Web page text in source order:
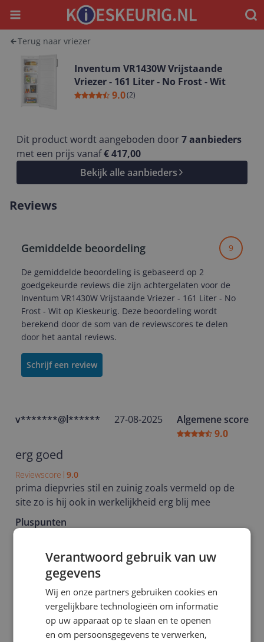
Menu
Terug naar vriezer
Inventum VR1430W Vrijstaande
Vriezer - 161 Liter - No Frost - Wit
9.0(2)
Dit product wordt aangeboden door7aanbieders
met een prijs vanaf€ 417,00
Bekijk alle aanbieders
Reviews
Gemiddelde beoordeling 9
De gemiddelde beoordeling is gebaseerd op 2
goedgekeurde reviews die zijn achtergelaten voor de
Inventum VR1430W Vrijstaande Vriezer - 161 Liter - No
Frost - Wit op Kieskeurig. Deze beoordeling wordt
berekend door de som van de reviewscores te delen
door het aantal reviews.
Schrijf een review
v*******@l****** 27-08-2025
Algemene score
9.0
erg goed
Reviewscore 9.0
prima diepvries stil en zuinig zoals vermeld op de
site zo is hij ook in werkelijkheid erg blij mee
Pluspunten
energie zuinig
Minpunten
geen
geen
Ja, ik beveel dit product aan
Verantwoord gebruik van uw
gegevens
Wij en onze partners gebruiken cookies en
vergelijkbare technologieën om informatie
op uw apparaat op te slaan en te openen
en om persoonsgegevens te verwerken,